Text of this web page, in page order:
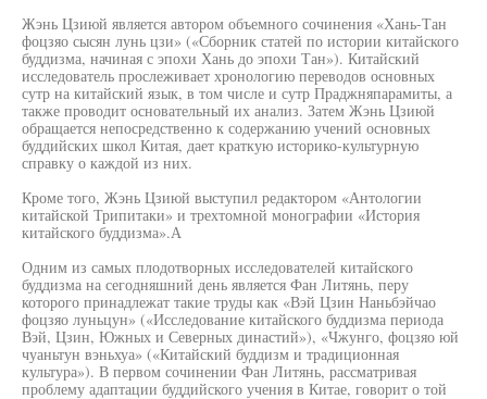
Жэнь Цзиюй является автором объемного сочинения «Хань-Тан
фоцзяо сысян лунь цзи» («Сборник статей по истории китайского
буддизма, начиная с эпохи Хань до эпохи Тан»). Китайский
исследователь прослеживает хронологию переводов основных
сутр на китайский язык, в том числе и сутр Праджняпарамиты, а
также проводит основательный их анализ. Затем Жэнь Цзиюй
обращается непосредственно к содержанию учений основных
буддийских школ Китая, дает краткую историко-культурную
справку о каждой из них.
Кроме того, Жэнь Цзиюй выступил редактором «Антологии
китайской Трипитаки» и трехтомной монографии «История
китайского буддизма».А
Одним из самых плодотворных исследователей китайского
буддизма на сегодняшний день является Фан Литянь, перу
которого принадлежат такие труды как «Вэй Цзин Наньбэйчао
фоцзяо луньцун» («Исследование китайского буддизма периода
Вэй, Цзин, Южных и Северных династий»), «Чжунго, фоцзяо юй
чуаньтун вэньхуа» («Китайский буддизм и традиционная
культура»). В первом сочинении Фан Литянь, рассматривая
проблему адаптации буддийского учения в Китае, говорит о той